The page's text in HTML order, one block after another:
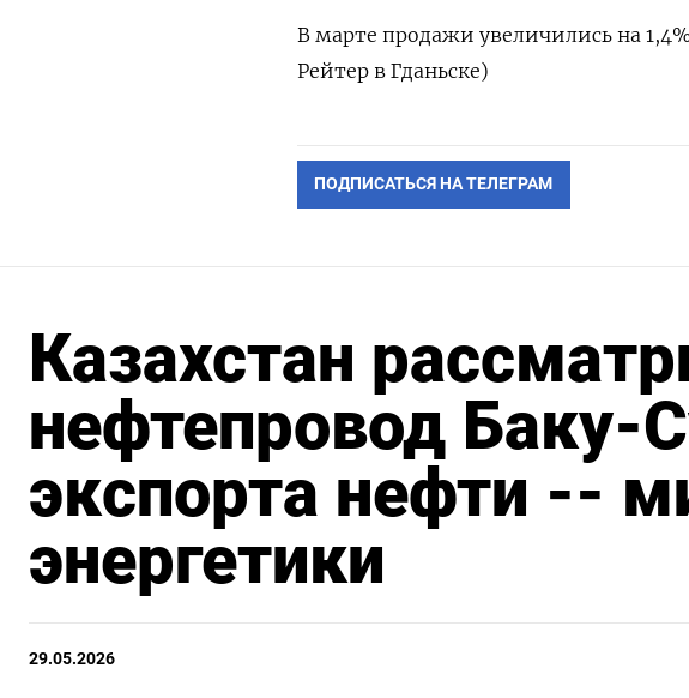
В марте продажи увеличились ​на
Рейтер ​в ‌Гданьске)
ПОДПИСАТЬСЯ НА ТЕЛЕГРАМ
Казахстан
нефтепровод Баку-
экспорта нефти --
энергетики
29.05.2026